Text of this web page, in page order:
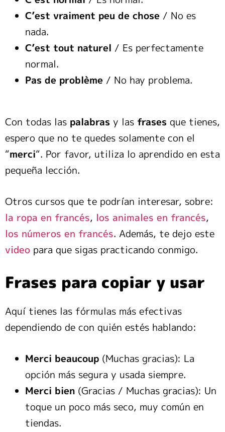
C’est vraiment peu de chose / No es
nada.
C’est tout naturel / Es perfectamente
normal.
Pas de problème / No hay problema.
Con todas las palabras y las frases que tienes,
espero que no te quedes solamente con el
“merci“. Por favor, utiliza lo aprendido en esta
pequeña lección.
Otros cursos que te podrían interesar, sobre:
la ropa en francés, los animales en francés,
los números en francés. Además, te dejo este
video para que sigas practicando conmigo.
Frases para copiar y usar
Aquí tienes las fórmulas más efectivas
dependiendo de con quién estés hablando:
Merci beaucoup (Muchas gracias): La
opción más segura y usada siempre.
Merci bien (Gracias / Muchas gracias): Un
toque un poco más seco, muy común en
tiendas.